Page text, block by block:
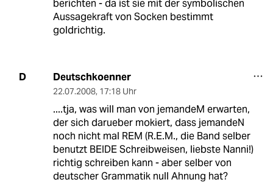
berichten - da ist sie mit der symbolischen
Aussagekraft von Socken bestimmt
goldrichtig.
D Deutschkoenner
22.07.2008, 17:18 Uhr
....tja, was will man von jemandeM erwarten,
der sich darueber mokiert, dass jemandeN
noch nicht mal REM (R.E.M., die Band selber
benutzt BEIDE Schreibweisen, liebste Nanni!)
richtig schreiben kann - aber selber von
deutscher Grammatik null Ahnung hat?